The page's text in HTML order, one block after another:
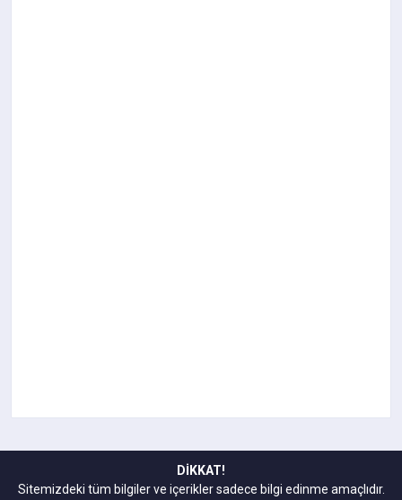
DİKKAT!
Sitemizdeki tüm bilgiler ve içerikler sadece bilgi edinme amaçlıdır.